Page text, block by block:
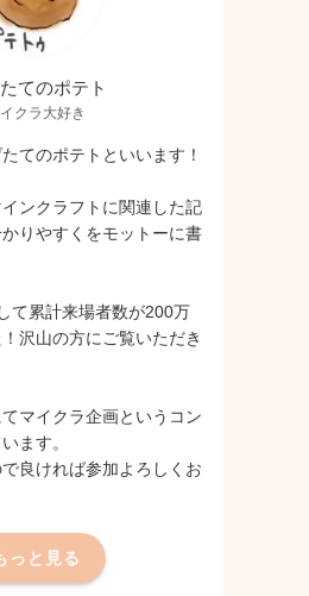
てのポテト
クラ大好き
てのポテトといいます！
ンクラフトに関連した記
りやすくをモットーに書
て累計来場者数が200万
沢山の方にご覧いただき
マイクラ企画というコン
ます。
良ければ参加よろしくお
っと見る